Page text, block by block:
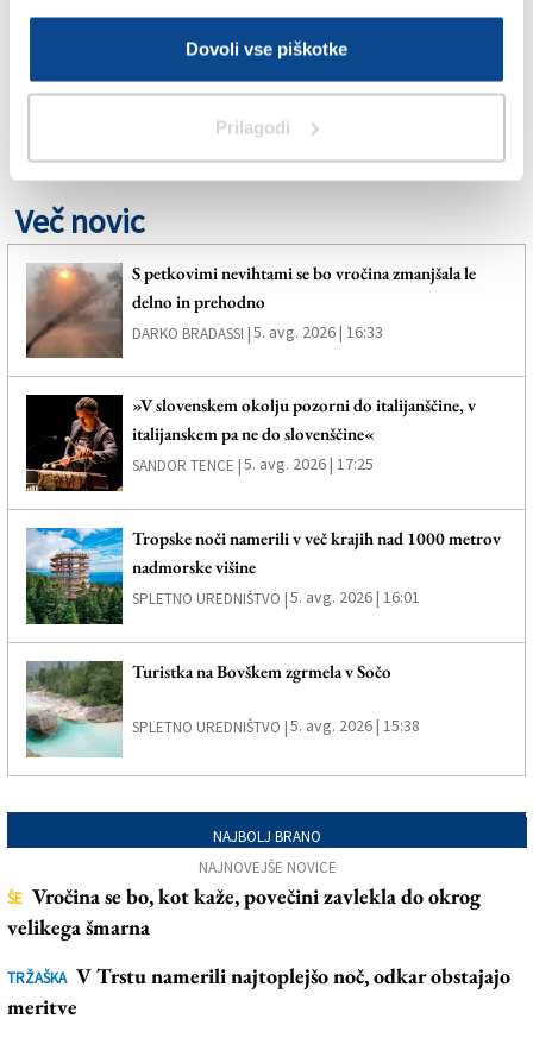
Dovoli vse piškotke
Prilagodi
ČRNA KRONIKA
SPLETNO UREDNIŠTVO
Več novic
S petkovimi nevihtami se bo vročina zmanjšala le
delno in prehodno
DARKO BRADASSI |5. avg. 2026 | 16:33
»V slovenskem okolju pozorni do italijanščine, v
italijanskem pa ne do slovenščine«
SANDOR TENCE |5. avg. 2026 | 17:25
Tropske noči namerili v več krajih nad 1000 metrov
nadmorske višine
SPLETNO UREDNIŠTVO |5. avg. 2026 | 16:01
Turistka na Bovškem zgrmela v Sočo
SPLETNO UREDNIŠTVO |5. avg. 2026 | 15:38
NAJBOLJ BRANO
NAJNOVEJŠE NOVICE
ŠE Vročina se bo, kot kaže, povečini zavlekla do okrog
velikega šmarna
TRŽAŠKA V Trstu namerili najtoplejšo noč, odkar obstajajo
meritve